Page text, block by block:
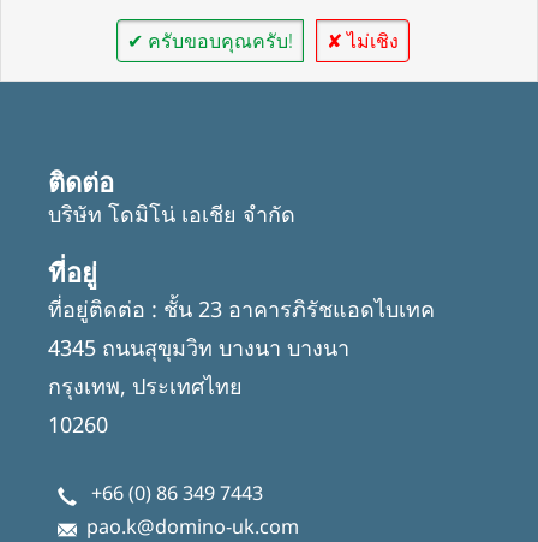
✔ ครับขอบคุณครับ! ✘ ไม่เชิง
ติดต่อ
บริษัท โดมิโน่ เอเชีย จำกัด
ที่อยู่
ที่อยู่ติดต่อ : ชั้น 23 อาคารภิรัชแอดไบเทค
4345 ถนนสุขุมวิท บางนา บางนา
กรุงเทพ, ประเทศไทย
10260
+66 (0) 86 349 7443
pao.k@domino-uk.com